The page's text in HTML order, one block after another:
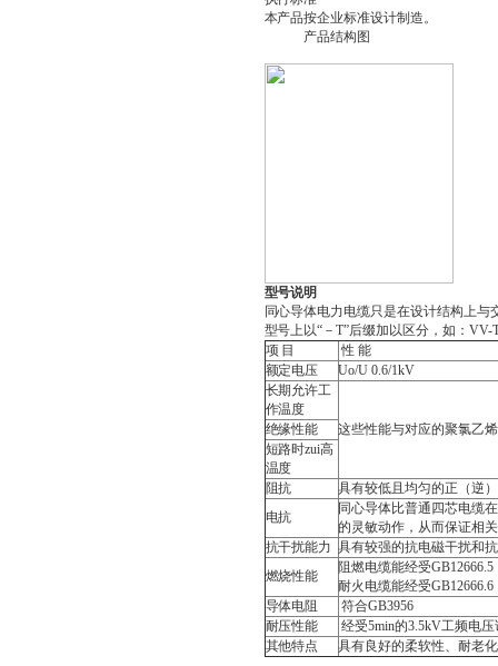
本产品按企业标准设计制造。
产品结构图
型号说明
同心导体电力电缆只是在设计结构上
型号上以“－T”后缀加以区分，如：
项 目
性 能
额定电压
Uo/U 0.6/1kV
长期允许工
作温度
这些性能与对应的聚氯乙
绝缘性能
短路时zui高
温度
阻抗
具有较低且均匀的正（逆
电抗
同心导体比普通四芯电缆
的灵敏动作，从而保证相
抗干扰能力 具有较强的抗电磁干扰和
燃烧性能
阻燃电缆能经受
耐火电缆能经受
导体电阻
符合GB3956
耐压性能
经受5min的3.5kV工频电
其他特点
具有良好的柔软性、耐老